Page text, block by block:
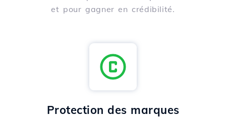
et pour gagner en crédibilité.
Protection des marques